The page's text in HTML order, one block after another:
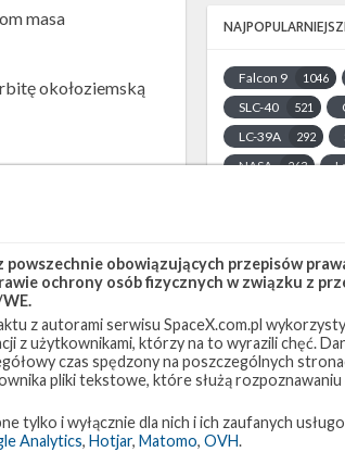
masa
okołoziemską
Falcon 9 1046
SLC-40 521
LC-39A 292
NASA 263
Loty załogowe
ZAPRZYJAŹNIONE
Jak będzie w
obowiązujących przepisów
ochrony osób fizycznych w związku z
z autorami serwisu SpaceX.com.pl
z użytkownikami, którzy na to wyrazili chęć.
czas spędzony na poszczególnych
pliki tekstowe, które służą
i wyłącznie dla nich i ich zaufanych
Analytics, Hotjar, Matomo, OVH.